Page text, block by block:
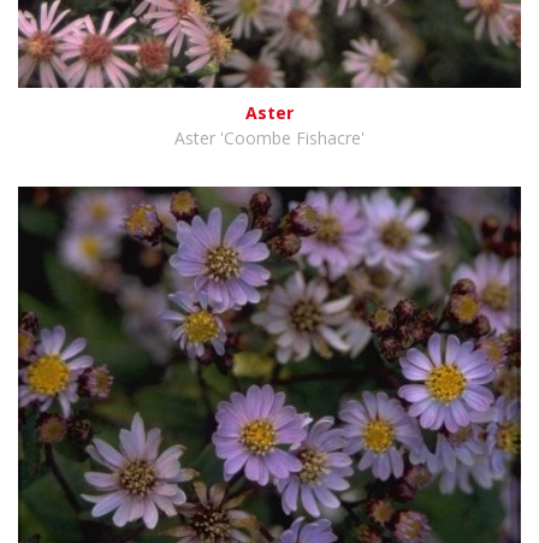
Aster
Aster 'Coombe Fishacre'